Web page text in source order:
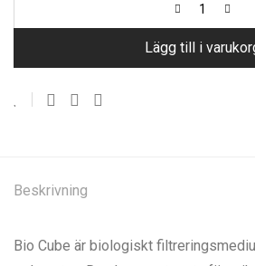
Lägg till i
Beskrivning
Bio Cube är biologiskt